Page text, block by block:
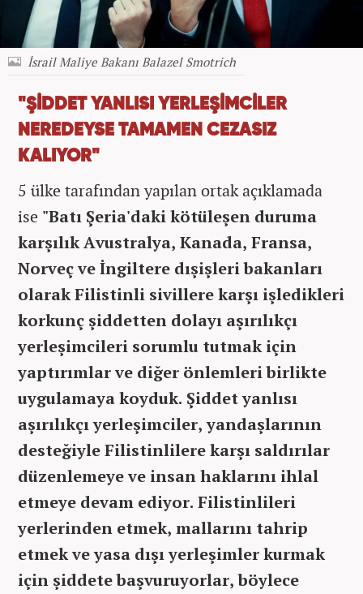
İsrail Maliye Bakanı Balazel Smotrich
"ŞİDDET YANLISI YERLEŞİMCİLER
NEREDEYSE TAMAMEN CEZASIZ
KALIYOR"
5 ülke tarafından yapılan ortak açıklamada
ise "Batı Şeria'daki kötüleşen duruma
karşılık Avustralya, Kanada, Fransa,
Norveç ve İngiltere dışişleri bakanları
olarak Filistinli sivillere karşı işledikleri
korkunç şiddetten dolayı aşırılıkçı
yerleşimcileri sorumlu tutmak için
yaptırımlar ve diğer önlemleri birlikte
uygulamaya koyduk. Şiddet yanlısı
aşırılıkçı yerleşimciler, yandaşlarının
desteğiyle Filistinlilere karşı saldırılar
düzenlemeye ve insan haklarını ihlal
etmeye devam ediyor. Filistinlileri
yerlerinden etmek, mallarını tahrip
etmek ve yasa dışı yerleşimler kurmak
için şiddete başvuruyorlar, böylece